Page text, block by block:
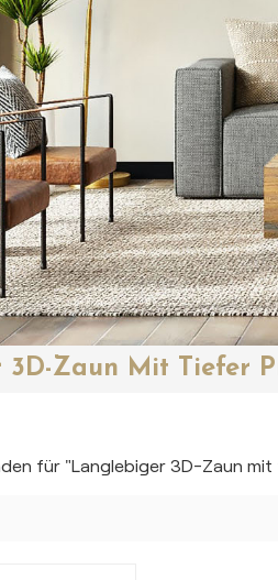
3D-Zaun Mit Tiefer
für "Langlebiger 3D-Zaun